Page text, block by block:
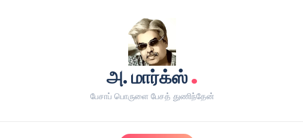
அ. மார்க்ஸ்.
பேசாப் பொருளை பேசத் துணிந்தேன்